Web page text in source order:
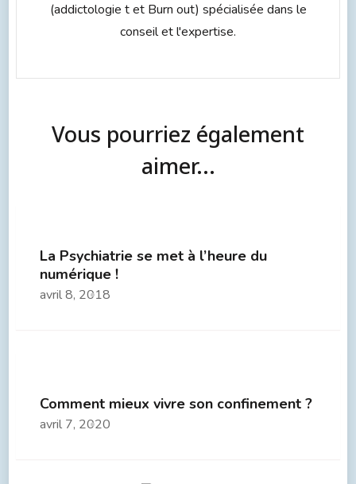
(addictologie t et Burn out) spécialisée dans le
conseil et l'expertise.
Vous pourriez également
aimer...
La Psychiatrie se met à l’heure du
numérique !
avril 8, 2018
Comment mieux vivre son confinement ?
avril 7, 2020